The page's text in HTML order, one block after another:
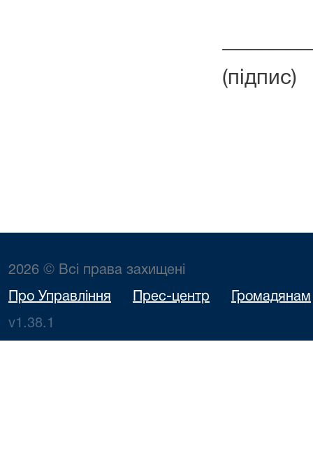
(підпис)
2026 © Всі права захищені
Про Управління Прес-центр Громадянам
v1.38.1